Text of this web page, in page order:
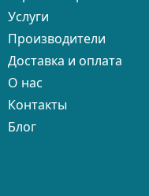
Услуги
Производители
Доставка и оплата
О нас
Контакты
Блог